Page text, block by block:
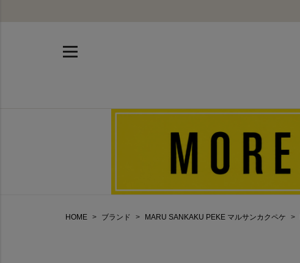
HOME ブランド MARU SANKAKU PEKE マルサンカクペケ